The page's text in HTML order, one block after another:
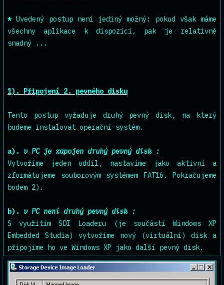
*Uvedený postup není jediný možný: pokud však máme
všechny aplikace k dispozici, pak je relativně
snadný ...
1). Připojení 2. pevného disku
Tento postup vyžaduje druhý pevný disk, na který
budeme instalovat operační systém.
a). v PC je zapojen druhý pevný disk :
Vytvoříme jeden oddíl, nastavíme jako aktivní a
zformátujeme souborovým systémem FAT16. Pokračujeme
bodem 2).
b).
v PC není druhý pevný disk :
S využitím SDI Loaderu (je součástí Windows XP
Embedded Studia) vytvoříme nový (virtuální) disk a
připojíme ho ve Windows XP jako další pevný disk.